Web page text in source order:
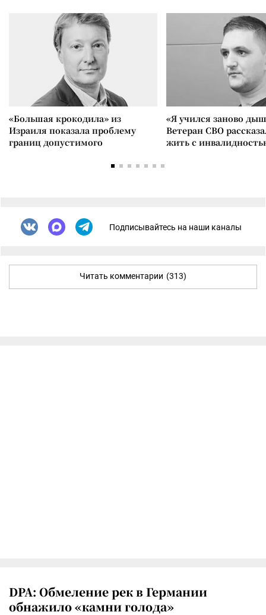
«Большая крокодила» из
Израиля показала проблему
границ допустимого
«Я учился заново
Ветеран СВО
жить с
Подписывайтесь на наши каналы
Читать комментарии (313)
DPA: Обмеление рек в Германии
обнажило «камни голода»